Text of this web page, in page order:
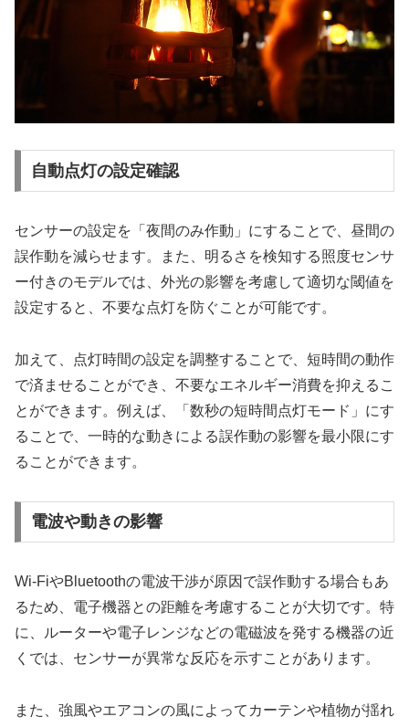
自動点灯の設定確認
センサーの設定を「夜間のみ作動」にすることで、昼間の
誤作動を減らせます。また、明るさを検知する照度センサ
ー付きのモデルでは、外光の影響を考慮して適切な閾値を
設定すると、不要な点灯を防ぐことが可能です。
加えて、点灯時間の設定を調整することで、短時間の動作
で済ませることができ、不要なエネルギー消費を抑えるこ
とができます。例えば、「数秒の短時間点灯モード」にす
ることで、一時的な動きによる誤作動の影響を最小限にす
ることができます。
電波や動きの影響
Wi-FiやBluetoothの電波干渉が原因で誤作動する場合もあ
るため、電子機器との距離を考慮することが大切です。特
に、ルーターや電子レンジなどの電磁波を発する機器の近
くでは、センサーが異常な反応を示すことがあります。
また、強風やエアコンの風によってカーテンや植物が揺れ